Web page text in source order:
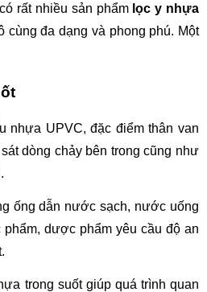
rất nhiều sản phẩm lọc y nhựa
cùng đa dạng và phong phú. Một
nhựa UPVC, đặc điểm thân van
dòng chảy bên trong cũng như
ống dẫn nước sạch, nước uống
dược phẩm yêu cầu độ an
trong suốt giúp quá trình quan